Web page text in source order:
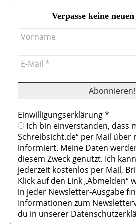
Verpasse keine
Einwilligungserklärung*
Ich bin einverstanden, dass
Schreibsicht.de“ per Mail über
informiert. Meine Daten
diesem Zweck genutzt. Ich
jederzeit kostenlos per Mail,
Klick auf den Link „Abmelden“
in jeder Newsletter-Ausgabe
Informationen zum
du in unserer